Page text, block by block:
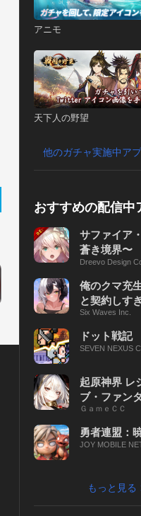
アニモ
天下人の野望
他のガチャ実施中ア
おすすめの配信中
サファイア
蒼き境界〜
Dreevo Design
俺のクマ充
と契約しす
Six Waves Inc.
ドット戦記
SEVEN NEXUS
起原神界 レ
ブ・ファン
イブ X
ＧａｍｅＣＣ
勇者連盟：
JOY MOBILE
もっと見る